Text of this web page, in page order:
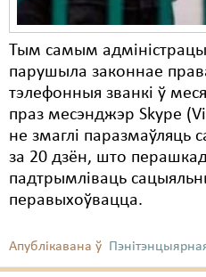
Тым самым
парушыла законнае
тэлефонныя званкі ў
праз месэнджэр Skype
не змаглі паразмаўляць
за 20 дзён, што
падтрымліваць
перавыхоўвацца.
Апублікавана ў
Мірныя сходы
Палітвязьні
Праваабаронцы
Правы дзіцяці
Распальваньне варожасьці